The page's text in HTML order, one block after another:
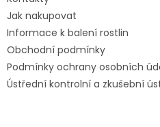
Jak nakupovat
Informace k balení rostlin
Obchodní podmínky
Podmínky ochrany osobních
Ústřední kontrolní a zkušební